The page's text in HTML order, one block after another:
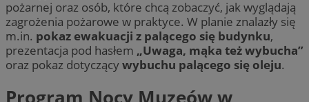
pożarnej oraz osób, które chcą zobaczyć, jak wyglądają
zagrożenia pożarowe w praktyce. W planie znalazły się
m.in. pokaz ewakuacji z palącego się budynku,
prezentacja pod hasłem „Uwaga, mąka też wybucha”
oraz pokaz dotyczącywybuchu palącego się oleju.